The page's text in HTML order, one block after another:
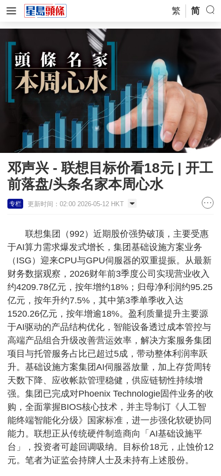
繁 简
邓声兴 - 联想目标价看18元 | 开工
前落盘/头条名家本周心水
专栏 更新时间：02:00 2026-05-12 HKT
联想集团（992）近期股价强势破顶，主要受惠
于AI算力需求爆发式增长，集团基础设施方案业务
（ISG）迎来CPU与GPU伺服器的双重提振。从最新
财务数据观察，2026财年前3季度公司实现营业收入
约4209.78亿元，按年增约18%；归母净利润约95.25
亿元，按年升约7.5%，其中第3季单季收入达
1520.26亿元，按年增逾18%。盈利质量提升主要源
于AI驱动的产品结构优化，智能设备透过成本管控与
高端产品组合升级改善营运效率，解决方案服务集团
项目与托管服务占比已超过5成，带动整体利润率跃
升。基础设施方案集团AI伺服器放量，加上存货周转
天数下降、应收帐款管理稳健，供应链韧性持续增
强。集团已完成对Phoenix Technologie固件业务的收
购，全面掌握BIOS核心技术，并主导制订《人工智
能终端智能化分级》国家标准，进一步强化软硬协同
能力。联想正从传统硬件制造商向「AI基础设施平
台」，投资者可趁回调吸纳。目标价18元，止蚀价12
元。笔者为证监会持牌人士及未持有上述股份。